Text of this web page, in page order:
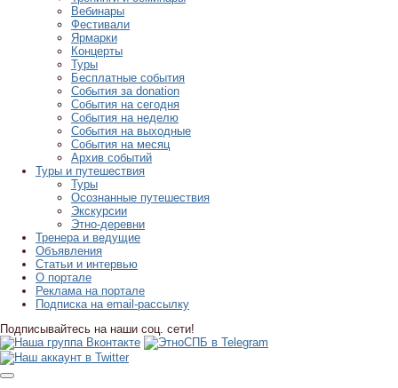
Вебинары
Фестивали
Ярмарки
Концерты
Туры
Бесплатные события
События за donation
События на сегодня
События на неделю
События на выходные
События на месяц
Архив событий
Туры и путешествия
Туры
Осознанные путешествия
Экскурсии
Этно-деревни
Тренера и ведущие
Объявления
Статьи и интервью
О портале
Реклама на портале
Подписка на email-рассылку
Подписывайтесь на наши соц. сети!